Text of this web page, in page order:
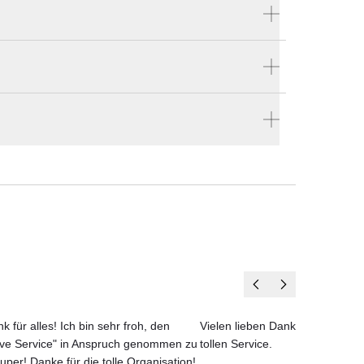
für alles! Ich bin sehr froh, den
Service" in Anspruch genommen zu
Vielen lieben Dank für das
tollen Service.